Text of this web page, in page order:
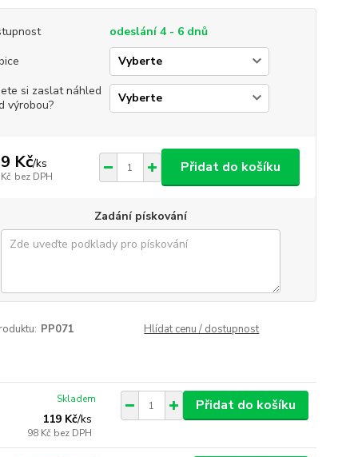
odeslání 4 - 6 dnů
si zaslat náhled
výrobou?
Kč/ks
bez DPH
Přidat do košíku
Zadání pískování
PP071 Hlídat cenu / dostupnost
119 Kč/ks
98 Kč bez DPH
Skladem Přidat do košíku